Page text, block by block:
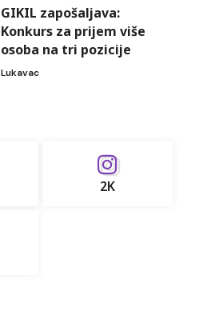
GIKIL zapošaljava:
Konkurs za prijem više
osoba na tri pozicije
Lukavac
2K